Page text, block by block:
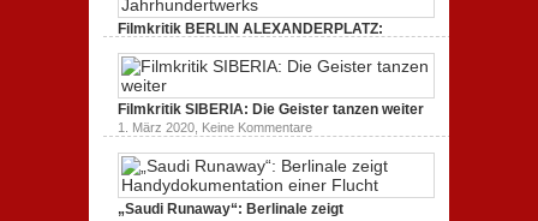
dreht
durch
Filmkritik BERLIN ALEXANDERPLATZ:
Neuauflage eines Jahrhundertwerks
1. März 2020,Keine Kommentarezu
BERLIN
ALEXANDERPLATZ:
Neuauflage
eines
Jahrhundertwerks
Filmkritik SIBERIA: Die Geister tanzen weiter
1. März 2020, Keine Kommentarezu
Filmkritik
SIBERIA:
Die
Geister
tanzen
weiter
„Saudi Runaway“: Berlinale zeigt